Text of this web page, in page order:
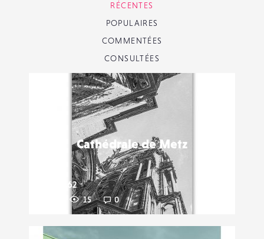
RÉCENTES
POPULAIRES
COMMENTÉES
CONSULTÉES
Cathédrale de Metz
Matt.B62
15 0